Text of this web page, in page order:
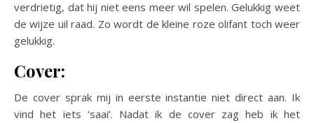
verdrietig, dat hij niet eens meer wil spelen. Gelukkig weet
de wijze uil raad. Zo wordt de kleine roze olifant toch weer
gelukkig.
Cover:
De cover sprak mij in eerste instantie niet direct aan. Ik
vind het iets ‘saai’. Nadat ik de cover zag heb ik het